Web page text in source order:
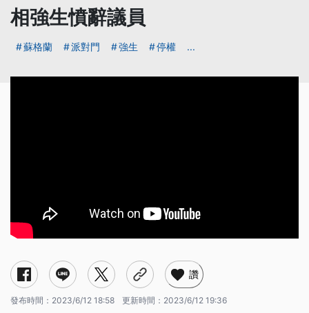
相強生憤辭議員
蘇格蘭 派對門 強生 停權 ...
讚
發布時間： 2023/6/12 18:58 更新時間： 2023/6/12 19:36